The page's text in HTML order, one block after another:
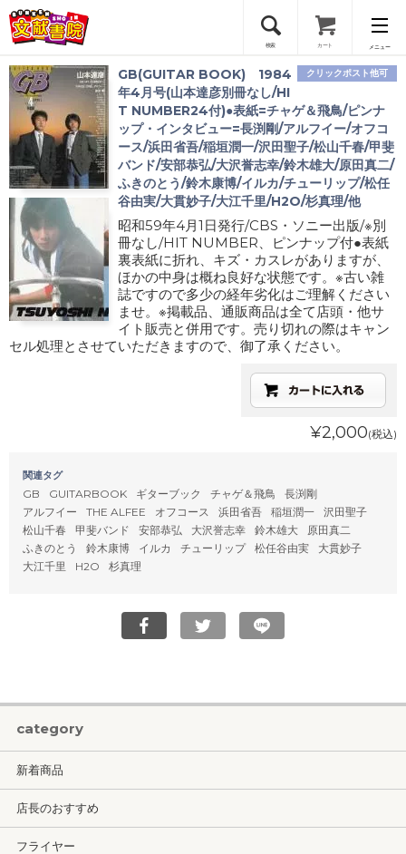
検索 カート メニュー
会員登録
ログイン
クリックポスト他可
GB(GUITAR BOOK) 1984
年4月号(山本達彦別冊なし/HI
T NUMBER24付)●表紙=チャゲ＆飛鳥/ピンナ
ップ・インタビュー=長渕剛/アルフイー/オフコ
ース/浜田省吾/稲垣潤一/沢田聖子/松山千春/甲斐
バンド/安部恭弘/大沢誉志幸/鈴木雄大/原田真二/
ふきのとう/鈴木康博/イルカ/チューリップ/松任
谷由実/大貫妙子/大江千里/H2O/杉真理/他
昭和59年4月1日発行/CBS・ソニー出版/※別
冊なし/HIT NUMBER、ピンナップ付●表紙
裏表紙に折れ、キズ・カスレがありますが、
ほかの中身は概ね良好な状態です。※古い雑
誌ですので多少の経年劣化はご理解ください
ませ。※掲載品、通販商品は全て店頭・他サ
イト販売と併用です。売り切れの際はキャン
セル処理とさせていただきますので、御了承ください。
¥2,000(税込)
関連タグ
GB GUITARBOOK ギターブック チャゲ＆飛鳥
長渕剛
アルフイー
THE ALFEE オフコース 浜田省吾 稲垣潤一
沢田聖子
松山千春
甲斐バンド 安部恭弘 大沢誉志幸 鈴木雄大
原田真二
ふきのとう
鈴木康博 イルカ チューリップ 松任谷由実
大貫妙子
大江千里
H2O 杉真理
category
新着商品
店長のおすすめ
フライヤー